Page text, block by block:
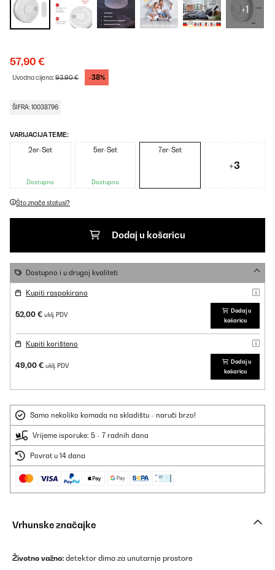
+1
57,90 €
Uvodna cijena:93,90 € -38%
ŠIFRA: 10038796
VARIJACIJA TEME:
2er-Set
Dostupno
5er-Set
Dostupno
7er-Set
+3
Što znače statusi?
Dodaj u košaricu
Dostupno i u drugoj kvaliteti
Kupiti raspakirano
52,00 € uklj. PDV
Dodaj u
košaricu
Kupiti korišteno
49,00 € uklj. PDV
Dodaj u
košaricu
Samo nekoliko komada na skladištu - naruči brzo!
Vrijeme isporuke: 5 - 7 radnih dana
Povrat u 14 dana
Vrhunske značajke
Životno važno: detektor dima za unutarnje prostore